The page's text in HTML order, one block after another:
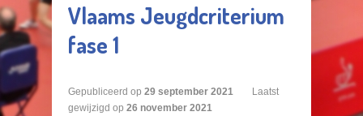
Vlaams Jeugdcriterium
fase 1
Gepubliceerd op 29 september 2021
Laatst
gewijzigd op 26 november 2021